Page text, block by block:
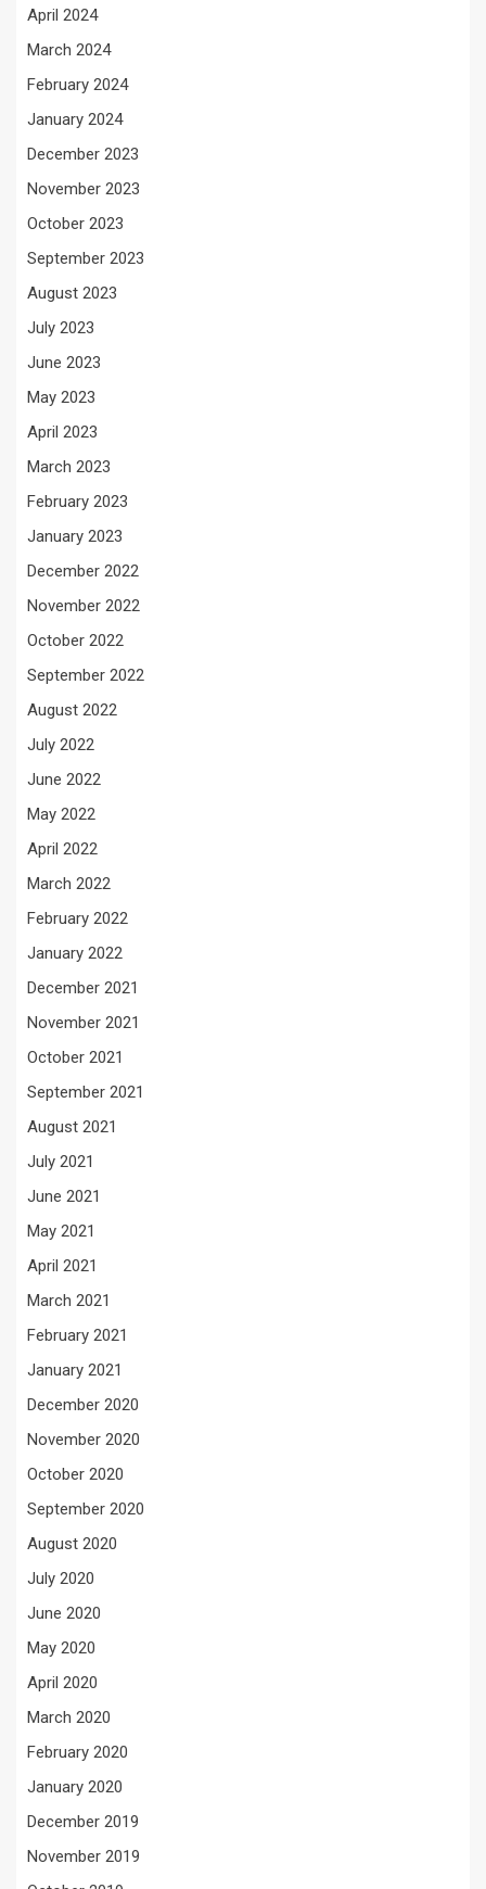
April 2024
March 2024
February 2024
January 2024
December 2023
November 2023
October 2023
September 2023
August 2023
July 2023
June 2023
May 2023
April 2023
March 2023
February 2023
January 2023
December 2022
November 2022
October 2022
September 2022
August 2022
July 2022
June 2022
May 2022
April 2022
March 2022
February 2022
January 2022
December 2021
November 2021
October 2021
September 2021
August 2021
July 2021
June 2021
May 2021
April 2021
March 2021
February 2021
January 2021
December 2020
November 2020
October 2020
September 2020
August 2020
July 2020
June 2020
May 2020
April 2020
March 2020
February 2020
January 2020
December 2019
November 2019